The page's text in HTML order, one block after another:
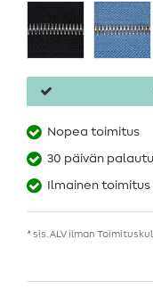
Nopea toimitus
30 päivän
Ilmainen toimitus
* sis. ALV ilman